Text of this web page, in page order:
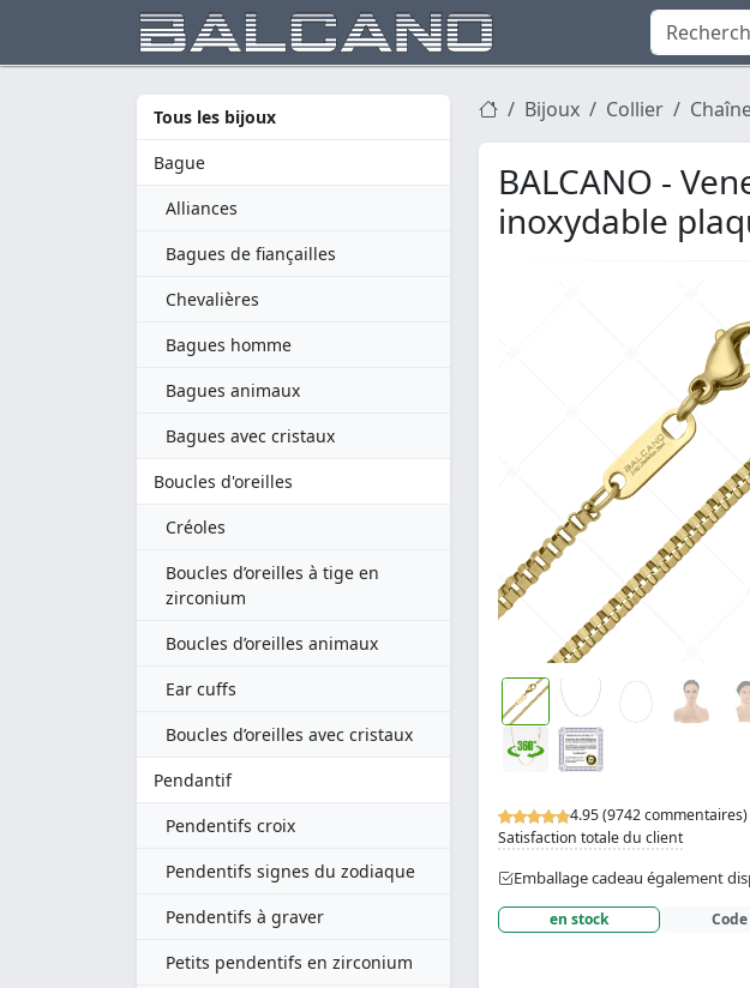
Tous les bijoux
Bague
Alliances
Bagues de fiançailles
Chevalières
Bagues homme
Bagues animaux
Bagues avec cristaux
Boucles d'oreilles
Créoles
Boucles d’oreilles à tige en
zirconium
Boucles d’oreilles animaux
Ear cuffs
Boucles d’oreilles avec cristaux
Pendantif
Pendentifs croix
Pendentifs signes du zodiaque
Pendentifs à graver
Petits pendentifs en zirconium
Bijoux Collier
BALCANO -
inoxydable
4.95 (9742 commentaires)
Satisfaction totale du client
Emballage cadeau également
en stock